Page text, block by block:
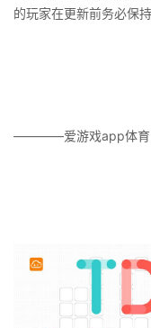
的玩家在更新前务必保持
————爱游戏app体育